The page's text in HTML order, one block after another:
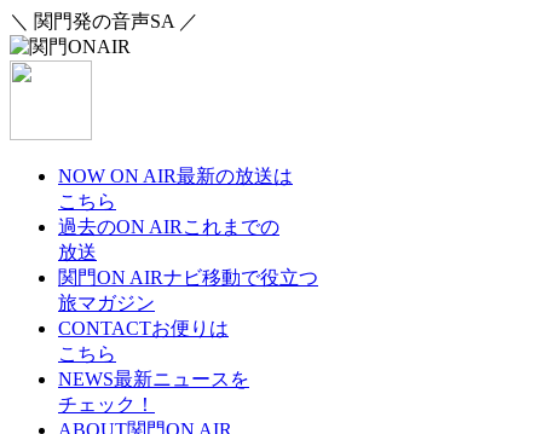
＼ 関門発の音声SA ／
NOW ON AIR最新の放送は
こちら
過去のON AIR これまでの
放送
関門ON AIRナビ移動で役立つ
旅マガジン
CONTACTお便りは
こちら
NEWS最新ニュースを
チェック！
ABOUT関門ON AIR